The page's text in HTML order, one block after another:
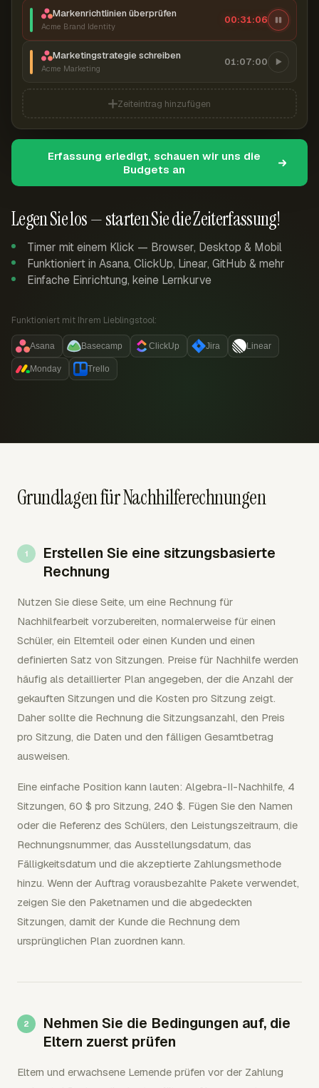
Legen Sie los — starten Sie die Zeiterfassung!
Timer mit einem Klick — Browser, Desktop & Mobil
Funktioniert in Asana, ClickUp, Linear, GitHub & mehr
Einfache Einrichtung, keine Lernkurve
Funktioniert mit Ihrem Lieblingstool:
Asana Basecamp ClickUp Jira Linear
Monday Trello
Markenrichtlinien überprüfen
Acme Brand Identity
00:31:07
Marketingstrategie schreiben
Acme Marketing
01:07:00
Zeiteintrag hinzufügen
Erfassung erledigt, schauen wir uns die
Budgets an
Grundlagen für Nachhilferechnungen
Erstellen Sie eine sitzungsbasierte
Rechnung
Nutzen Sie diese Seite, um eine Rechnung für
Nachhilfearbeit vorzubereiten, normalerweise für einen
Schüler, ein Elternteil oder einen Kunden und einen
definierten Satz von Sitzungen. Preise für Nachhilfe werden
häufig als detaillierter Plan angegeben, der die Anzahl der
gekauften Sitzungen und die Kosten pro Sitzung zeigt.
Daher sollte die Rechnung die Sitzungsanzahl, den Preis
pro Sitzung, die Daten und den fälligen Gesamtbetrag
ausweisen.
Eine einfache Position kann lauten: Algebra-II-Nachhilfe, 4
Sitzungen, 60 $ pro Sitzung, 240 $. Fügen Sie den Namen
oder die Referenz des Schülers, den Leistungszeitraum, die
Rechnungsnummer, das Ausstellungsdatum, das
Fälligkeitsdatum und die akzeptierte Zahlungsmethode
hinzu. Wenn der Auftrag vorausbezahlte Pakete verwendet,
zeigen Sie den Paketnamen und die abgedeckten
Sitzungen, damit der Kunde die Rechnung dem
ursprünglichen Plan zuordnen kann.
Nehmen Sie die Bedingungen auf, die
Eltern zuerst prüfen
Eltern und erwachsene Lernende prüfen vor der Zahlung